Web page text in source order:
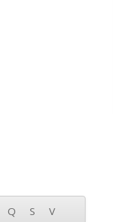
Q S V